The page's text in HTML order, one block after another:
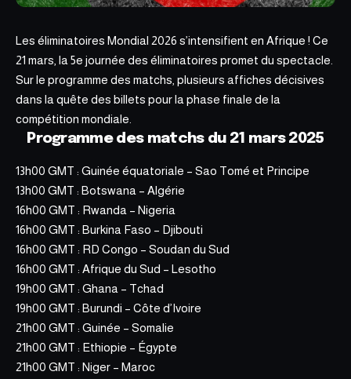
Les éliminatoires Mondial 2026 s’intensifient en Afrique ! Ce
21 mars, la 5e journée des éliminatoires promet du spectacle.
Sur le programme des matchs, plusieurs affiches décisives
dans la quête des billets pour la phase finale de la
compétition mondiale.
Programme des matchs du 21 mars 2025
13h00 GMT : Guinée équatoriale – Sao Tomé et Principe
13h00 GMT : Botswana – Algérie
16h00 GMT : Rwanda – Nigeria
16h00 GMT : Burkina Faso – Djibouti
16h00 GMT : RD Congo – Soudan du Sud
16h00 GMT : Afrique du Sud – Lesotho
19h00 GMT : Ghana – Tchad
19h00 GMT : Burundi – Côte d’Ivoire
21h00 GMT : Guinée – Somalie
21h00 GMT : Ethiopie – Égypte
21h00 GMT : Niger – Maroc